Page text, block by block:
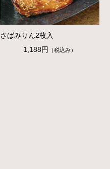
さばみりん2枚入
1,188円
（税込み）